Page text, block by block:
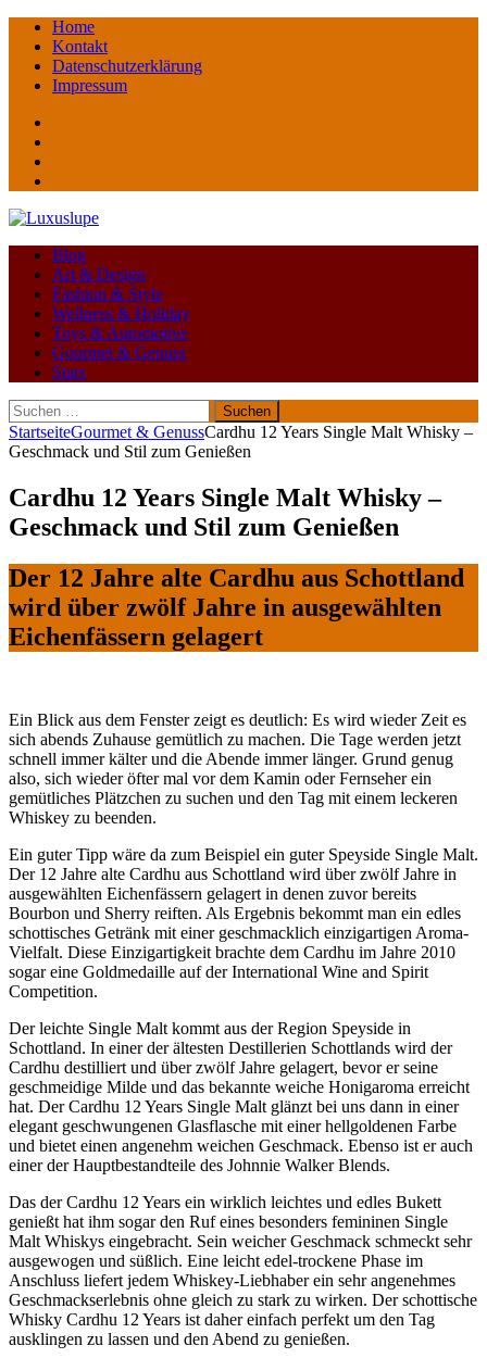
Home
Kontakt
Datenschutzerklärung
Impressum
Blog
Art & Design
Fashion & Style
Wellness & Holiday
Toys & Automotive
Gourmet & Genuss
Stars
Suchen
nach:
StartseiteGourmet & GenussCardhu 12 Years Single Malt Whisky –
Geschmack und Stil zum Genießen
Cardhu 12 Years Single Malt Whisky –
Geschmack und Stil zum Genießen
Der 12 Jahre alte Cardhu aus Schottland
wird über zwölf Jahre in ausgewählten
Eichenfässern gelagert
Ein Blick aus dem Fenster zeigt es deutlich: Es wird wieder Zeit es
sich abends Zuhause gemütlich zu machen. Die Tage werden jetzt
schnell immer kälter und die Abende immer länger. Grund genug
also, sich wieder öfter mal vor dem Kamin oder Fernseher ein
gemütliches Plätzchen zu suchen und den Tag mit einem leckeren
Whiskey zu beenden.
Ein guter Tipp wäre da zum Beispiel ein guter Speyside Single Malt.
Der 12 Jahre alte Cardhu aus Schottland wird über zwölf Jahre in
ausgewählten Eichenfässern gelagert in denen zuvor bereits
Bourbon und Sherry reiften. Als Ergebnis bekommt man ein edles
schottisches Getränk mit einer geschmacklich einzigartigen Aroma-
Vielfalt. Diese Einzigartigkeit brachte dem Cardhu im Jahre 2010
sogar eine Goldmedaille auf der International Wine and Spirit
Competition.
Der leichte Single Malt kommt aus der Region Speyside in
Schottland. In einer der ältesten Destillerien Schottlands wird der
Cardhu destilliert und über zwölf Jahre gelagert, bevor er seine
geschmeidige Milde und das bekannte weiche Honigaroma erreicht
hat. Der Cardhu 12 Years Single Malt glänzt bei uns dann in einer
elegant geschwungenen Glasflasche mit einer hellgoldenen Farbe
und bietet einen angenehm weichen Geschmack. Ebenso ist er auch
einer der Hauptbestandteile des Johnnie Walker Blends.
Das der Cardhu 12 Years ein wirklich leichtes und edles Bukett
genießt hat ihm sogar den Ruf eines besonders femininen Single
Malt Whiskys eingebracht. Sein weicher Geschmack schmeckt sehr
ausgewogen und süßlich. Eine leicht edel-trockene Phase im
Anschluss liefert jedem Whiskey-Liebhaber ein sehr angenehmes
Geschmackserlebnis ohne gleich zu stark zu wirken. Der schottische
Whisky Cardhu 12 Years ist daher einfach perfekt um den Tag
ausklingen zu lassen und den Abend zu genießen.